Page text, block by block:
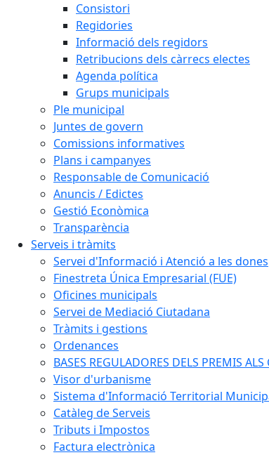
Consistori
Regidories
Informació dels regidors
Retribucions dels càrrecs electes
Agenda política
Grups municipals
Ple municipal
Juntes de govern
Comissions informatives
Plans i campanyes
Responsable de Comunicació
Anuncis / Edictes
Gestió Econòmica
Transparència
Serveis i tràmits
Servei d'Informació i Atenció a les dones
Finestreta Única Empresarial (FUE)
Oficines municipals
Servei de Mediació Ciutadana
Tràmits i gestions
Ordenances
BASES REGULADORES DELS PREMIS
Visor d'urbanisme
Sistema d'Informació Territorial
Catàleg de Serveis
Tributs i Impostos
Factura electrònica